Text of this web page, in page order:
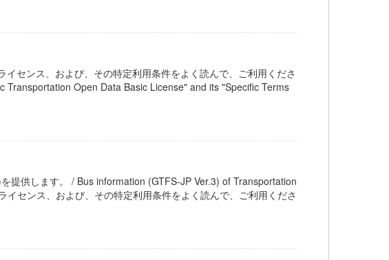
センス、および、その特定利用条件をよく読んで、ご利用くださ
Open Data Basic License" and its "Specific Terms
提供します。 / Bus information (GTFS-JP Ver.3) of Transportation
センス、および、その特定利用条件をよく読んで、ご利用くださ